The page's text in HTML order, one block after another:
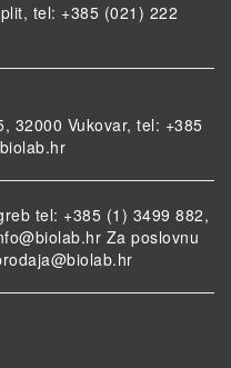
tel: +385 (021) 222
32000 Vukovar, tel: +385
tel: +385 (1) 3499 882,
Za poslovnu